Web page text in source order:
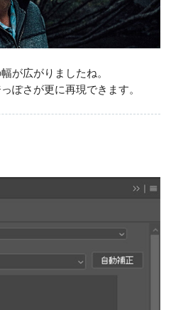
が広がりましたね。
ぽさが更に再現できます。